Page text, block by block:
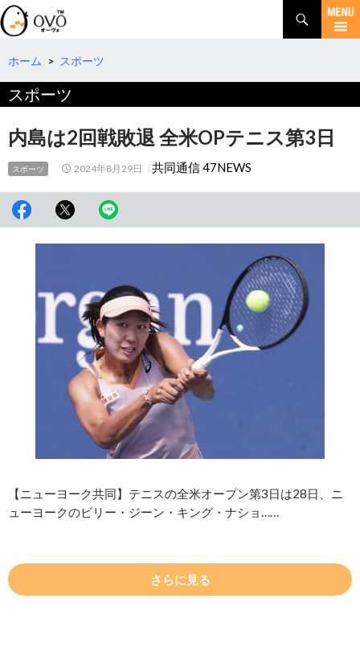
検
索
コ
テ
へ
動
ホーム > スポーツ
スポーツ
内島は2回戦敗退 全米OPテニス第3日
スポーツ 2024年8月29日 共同通信 47NEWS
【ニューヨーク共同】テニスの全米オープン第3日は28日、ニ
ューヨークのビリー・ジーン・キング・ナショ……
さらに見る